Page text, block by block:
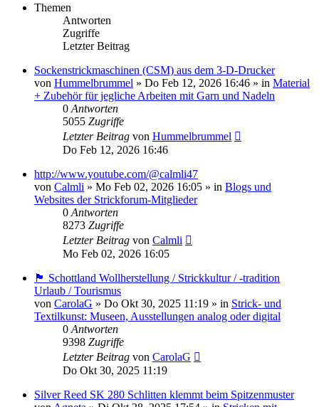
Themen
Antworten
Zugriffe
Letzter Beitrag
Sockenstrickmaschinen (CSM) aus dem 3-D-Drucker
von Hummelbrummel » Do Feb 12, 2026 16:46 » in Material
+ Zubehör für jegliche Arbeiten mit Garn und Nadeln
0 Antworten
5055 Zugriffe
Letzter Beitrag von Hummelbrummel
Do Feb 12, 2026 16:46
http://www.youtube.com/@calmli47
von Calmli » Mo Feb 02, 2026 16:05 » in Blogs und
Websites der Strickforum-Mitglieder
0 Antworten
8273 Zugriffe
Letzter Beitrag von Calmli
Mo Feb 02, 2026 16:05
🏴󠁧󠁢󠁳󠁣󠁴󠁿 Schottland Wollherstellung / Strickkultur / -tradition
Urlaub / Tourismus
von CarolaG » Do Okt 30, 2025 11:19 » in Strick- und
Textilkunst: Museen, Ausstellungen analog oder digital
0 Antworten
9398 Zugriffe
Letzter Beitrag von CarolaG
Do Okt 30, 2025 11:19
Silver Reed SK 280 Schlitten klemmt beim Spitzenmuster